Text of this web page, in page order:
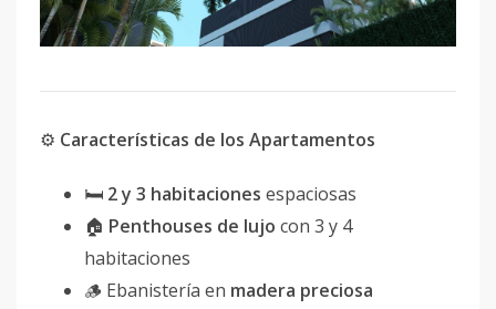
⚙️ Características de los Apartamentos
🛏 2 y 3 habitaciones espaciosas
🏠 Penthouses de lujo con 3 y 4
habitaciones
🪵 Ebanistería en madera preciosa